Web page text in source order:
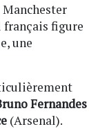
français figure
une
Fernandes
(Arsenal).